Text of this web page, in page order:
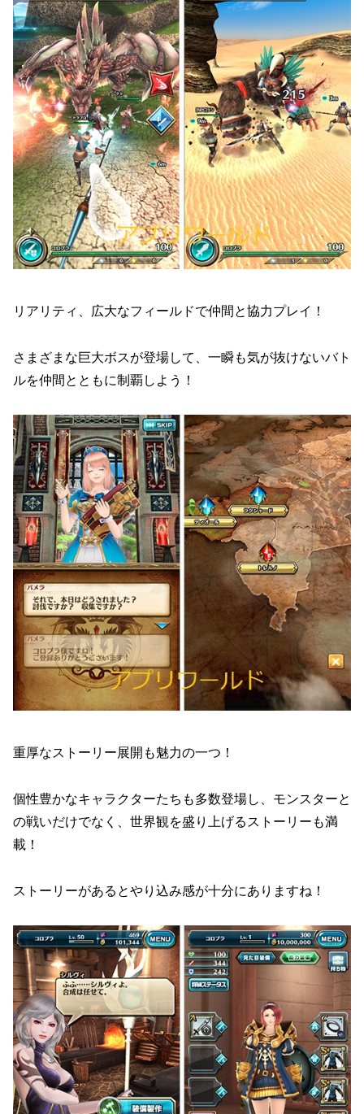
リアリティ、広大なフィールドで仲間と協力プレイ！
さまざまな巨大ボスが登場して、一瞬も気が抜けないバト
ルを仲間とともに制覇しよう！
重厚なストーリー展開も魅力の一つ！
個性豊かなキャラクターたちも多数登場し、モンスターと
の戦いだけでなく、世界観を盛り上げるストーリーも満
載！
ストーリーがあるとやり込み感が十分にありますね！